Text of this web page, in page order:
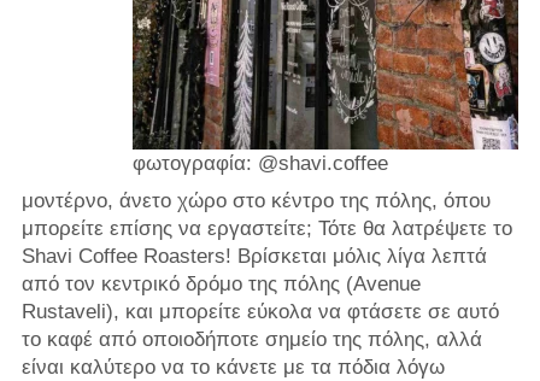
φωτογραφία: @shavi.coffee
μοντέρνο, άνετο χώρο στο κέντρο της πόλης, όπου
μπορείτε επίσης να εργαστείτε; Τότε θα λατρέψετε το
Shavi Coffee Roasters! Βρίσκεται μόλις λίγα λεπτά
από τον κεντρικό δρόμο της πόλης (Avenue
Rustaveli), και μπορείτε εύκολα να φτάσετε σε αυτό
το καφέ από οποιοδήποτε σημείο της πόλης, αλλά
είναι καλύτερο να το κάνετε με τα πόδια λόγω